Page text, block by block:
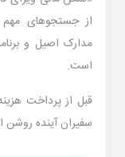
از جستجوهای مهم
مدارک اصیل و
است.
قبل از پرداخت
سفیران آینده روشن